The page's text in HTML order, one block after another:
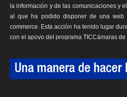
la información y de las comunicaciones y
al que ha podido disponer de una web
commerce. Esta acción ha tenido lugar
con el apoyo del programa TICCámaras